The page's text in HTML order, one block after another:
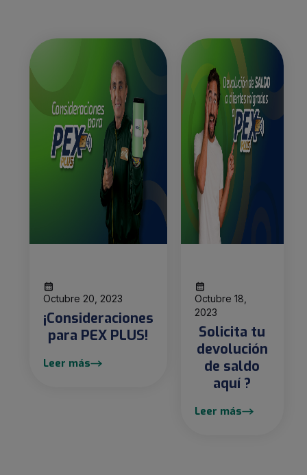
Octubre 20, 2023
¡Consideraciones
para PEX PLUS!
Leer más
Octubre 18,
2023
Solicita tu
devolución
de saldo
aquí ?
Leer más